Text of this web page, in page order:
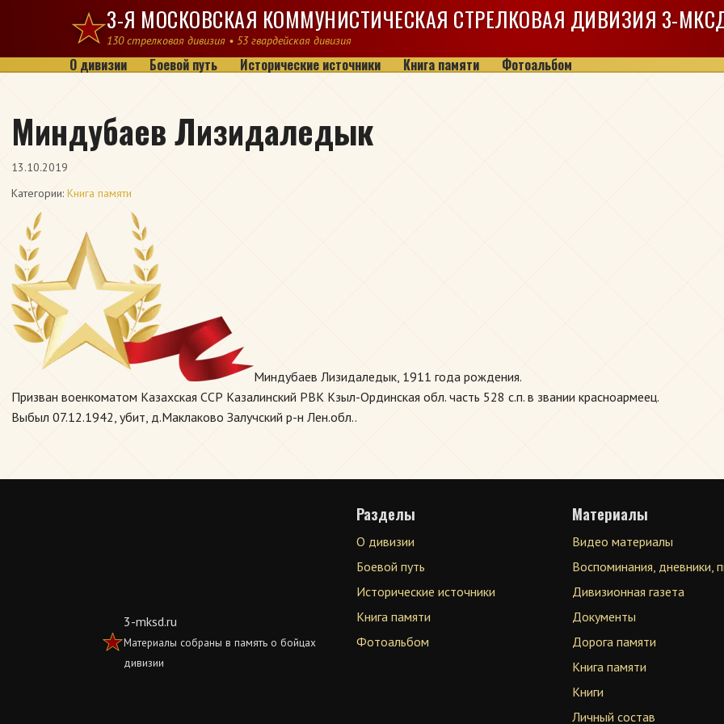
Перейти к содержимому3-Я МОСКОВСКАЯ КОММУНИСТИЧЕСКАЯ СТРЕЛКОВАЯ ДИВИЗИЯ 3-
130 стрелковая дивизия • 53 гвардейская дивизия
О дивизии Боевой путь Исторические источники Книга памяти Фотоальбом
Миндубаев Лизидаледык
13.10.2019
Категории: Книга памяти
Миндубаев Лизидаледык, 1911 года рождения.
Призван военкоматом Казахская ССР Казалинский РВК Кзыл-Ординская обл. часть 528 с.п. в звании красноармеец.
Выбыл 07.12.1942, убит, д.Маклаково Залучский р-н Лен.обл..
3-mksd.ru
Материалы собраны в память о бойцах
дивизии
Разделы
О дивизии
Боевой путь
Исторические источники
Книга памяти
Фотоальбом
Материалы
Видео материалы
Воспоминания, дневники,
Дивизионная газета
Документы
Дорога памяти
Книга памяти
Книги
Личный состав